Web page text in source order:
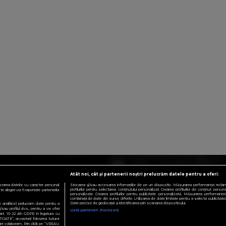
datelor cu caracter personal.
alegeri vor fi raportate partenerilor
prelucram date pentru a
profilul dvs., pentru a va oferi
15-22 din GDPR in legatura cu
TOATE”, acceptati folosirea tuturor
colaboram. Prin click pe “VREAU
Atât noi, cât și partenerii noștri prelucrăm datele pentru a oferi:
Stocarea și/sau accesarea informațiilor de pe un dispozitiv. Măsurarea performanței
profilurilor pentru selectarea conținutului personalizat. Crearea profilurilor de conținut
personalizate. Crearea profilurilor pentru publicitate personalizată. Măsurarea
combinații de date din surse diferite. Utilizarea de date limitate pentru a selecta
Date precise de geolocație și identificarea prin scanarea dispozitivului.
Listă parteneri (furnizori)